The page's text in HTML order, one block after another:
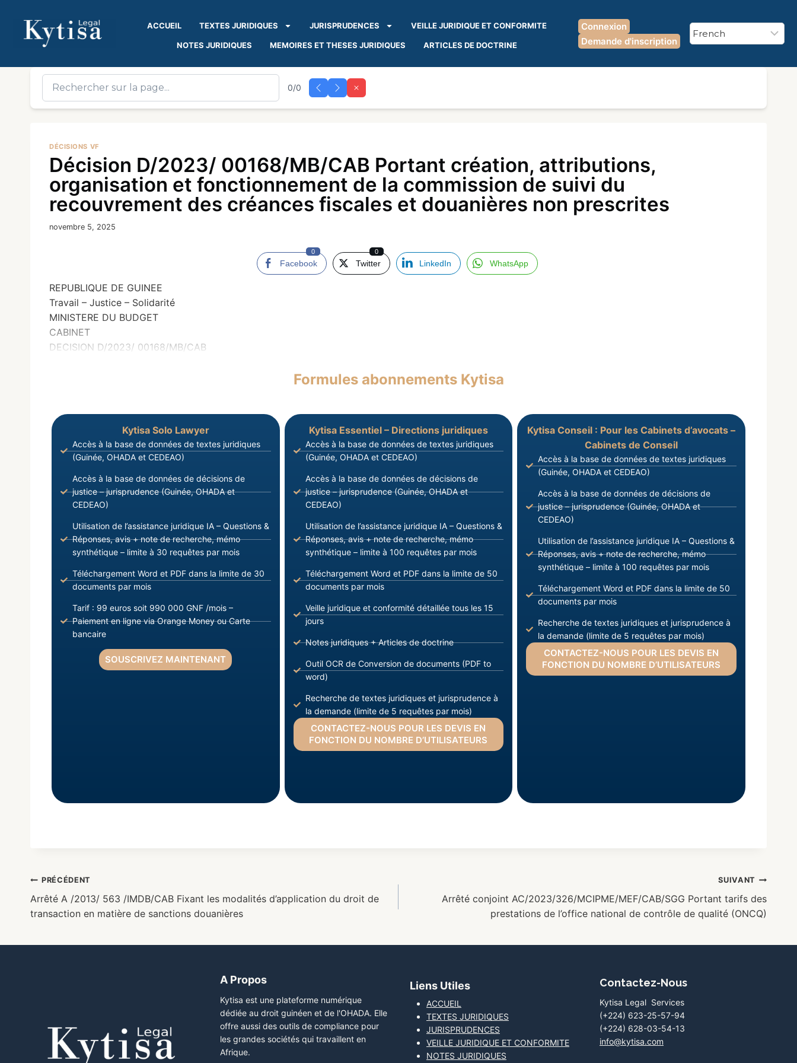
ACCUEIL TEXTES JURIDIQUES JURISPRUDENCES VEILLE JURIDIQUE ET CONFORMITE
NOTES JURIDIQUES MEMOIRES ET THESES JURIDIQUES ARTICLES DE DOCTRINE
Connexion
Demande d'inscription
0/0
DÉCISIONS VF
Décision D/2023/ 00168/MB/CAB Portant création, attributions,
organisation et fonctionnement de la commission de suivi du
recouvrement des créances fiscales et douanières non prescrites
novembre 5, 2025
Facebook
0
Twitter
0
LinkedIn WhatsApp
REPUBLIQUE DE GUINEE
Travail – Justice – Solidarité
MINISTERE DU BUDGET
CABINET
DECISION D/2023/ 00168/MB/CAB
Formules abonnements Kytisa
Kytisa Solo Lawyer
Accès à la base de données de textes juridiques
(Guinée, OHADA et CEDEAO)
Accès à la base de données de décisions de
justice – jurisprudence (Guinée, OHADA et
CEDEAO)
Utilisation de l’assistance juridique IA – Questions &
Réponses, avis + note de recherche, mémo
synthétique – limite à 30 requêtes par mois
Téléchargement Word et PDF dans la limite de 30
documents par mois
Tarif : 99 euros soit 990 000 GNF /mois –
Paiement en ligne via Orange Money ou Carte
bancaire
SOUSCRIVEZ MAINTENANT
Kytisa Essentiel – Directions juridiques
Accès à la base de données de textes juridiques
(Guinée, OHADA et CEDEAO)
Accès à la base de données de décisions de
justice – jurisprudence (Guinée, OHADA et
CEDEAO)
Utilisation de l’assistance juridique IA – Questions &
Réponses, avis + note de recherche, mémo
synthétique – limite à 100 requêtes par mois
Téléchargement Word et PDF dans la limite de 50
documents par mois
Veille juridique et conformité détaillée tous les 15
jours
Notes juridiques + Articles de doctrine
Outil OCR de Conversion de documents (PDF to
word)
Recherche de textes juridiques et jurisprudence à
la demande (limite de 5 requêtes par mois)
CONTACTEZ-NOUS POUR LES DEVIS EN
FONCTION DU NOMBRE D’UTILISATEURS
Kytisa Conseil : Pour les Cabinets d’avocats –
Cabinets de Conseil
Accès à la base de données de textes juridiques
(Guinée, OHADA et CEDEAO)
Accès à la base de données de décisions de
justice – jurisprudence (Guinée, OHADA et
CEDEAO)
Utilisation de l’assistance juridique IA – Questions &
Réponses, avis + note de recherche, mémo
synthétique – limite à 100 requêtes par mois
Téléchargement Word et PDF dans la limite de 50
documents par mois
Recherche de textes juridiques et jurisprudence à
la demande (limite de 5 requêtes par mois)
CONTACTEZ-NOUS POUR LES DEVIS EN
FONCTION DU NOMBRE D’UTILISATEURS
PRÉCÉDENT
Arrêté A /2013/ 563 /IMDB/CAB Fixant les modalités d’application du droit de
transaction en matière de sanctions douanières
SUIVANT
Arrêté conjoint AC/2023/326/MCIPME/MEF/CAB/SGG Portant tarifs des
prestations de l’office national de contrôle de qualité (ONCQ)
A Propos
Kytisa est une plateforme numérique
dédiée au droit guinéen et de l'OHADA. Elle
offre aussi des outils de compliance pour
les grandes sociétés qui travaillent en
Afrique.
Liens Utiles
ACCUEIL
TEXTES JURIDIQUES
JURISPRUDENCES
VEILLE JURIDIQUE ET CONFORMITE
NOTES JURIDIQUES
Contactez-Nous
Kytisa Legal Services
(+224) 623-25-57-94
(+224) 628-03-54-13
info@kytisa.com